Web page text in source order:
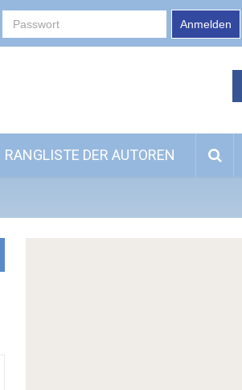
Anmelden
RANGLISTE DER AUTOREN